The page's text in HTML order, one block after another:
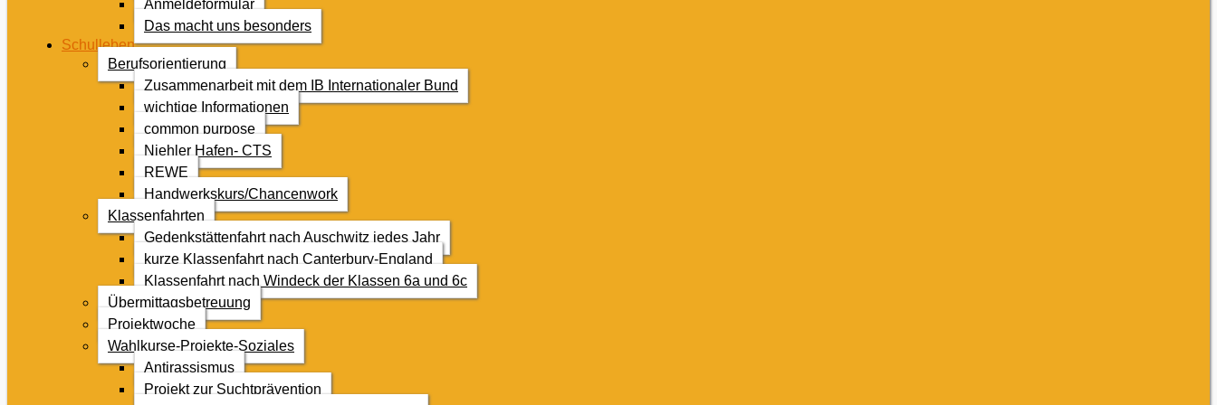
Anmeldeformular
Das macht uns besonders
Schulleben
Berufsorientierung
Zusammenarbeit mit dem IB Internationaler Bund
wichtige Informationen
common purpose
Niehler Hafen- CTS
REWE
Handwerkskurs/Chancenwork
Klassenfahrten
Gedenkstättenfahrt nach Auschwitz jedes Jahr
kurze Klassenfahrt nach Canterbury-England
Klassenfahrt nach Windeck der Klassen 6a und 6c
Übermittagsbetreuung
Projektwoche
Wahlkurse-Projekte-Soziales
Antirassismus
Projekt zur Suchtprävention